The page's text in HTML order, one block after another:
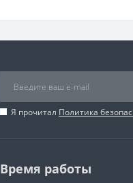
Я прочитал Политика
Время работы